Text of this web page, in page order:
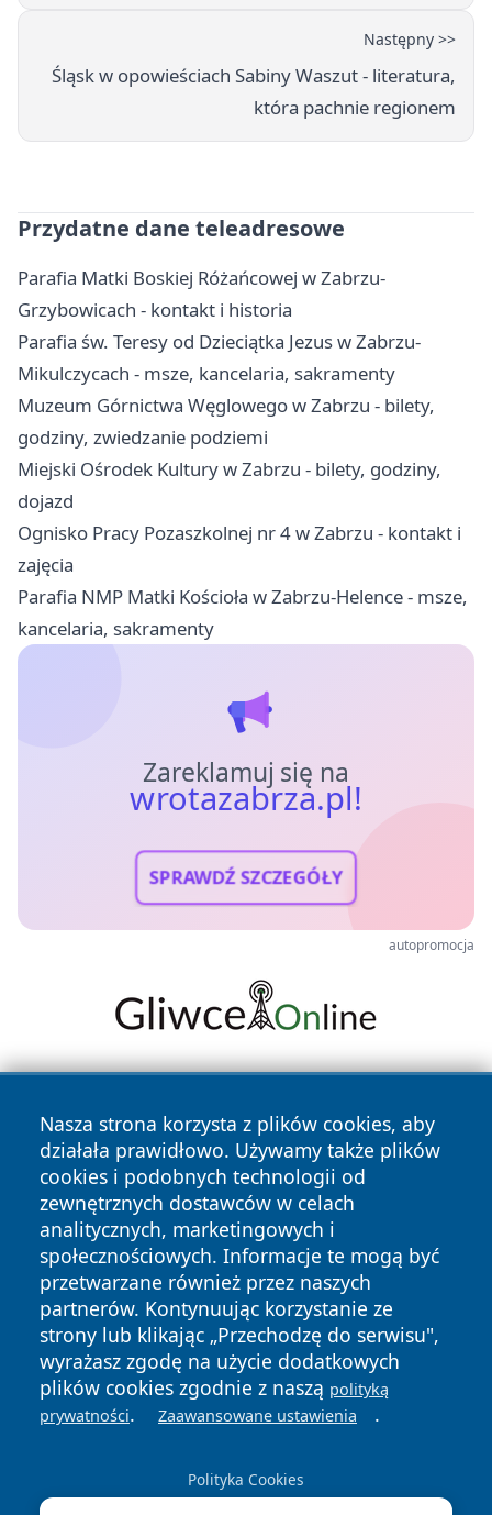
Następny >>
Śląsk w opowieściach Sabiny Waszut - literatura,
która pachnie regionem
Przydatne dane teleadresowe
Parafia Matki Boskiej Różańcowej w Zabrzu-
Grzybowicach - kontakt i historia
Parafia św. Teresy od Dzieciątka Jezus w Zabrzu-
Mikulczycach - msze, kancelaria, sakramenty
Muzeum Górnictwa Węglowego w Zabrzu - bilety,
godziny, zwiedzanie podziemi
Miejski Ośrodek Kultury w Zabrzu - bilety, godziny,
dojazd
Ognisko Pracy Pozaszkolnej nr 4 w Zabrzu - kontakt i
zajęcia
Parafia NMP Matki Kościoła w Zabrzu-Helence - msze,
kancelaria, sakramenty
Zareklamuj się na
wrotazabrza.pl!
SPRAWDŹ SZCZEGÓŁY
autopromocja
Nasza strona korzysta z plików cookies, aby
działała prawidłowo. Używamy także plików
cookies i podobnych technologii od
zewnętrznych dostawców w celach
analitycznych, marketingowych i
społecznościowych. Informacje te mogą być
przetwarzane również przez naszych
partnerów. Kontynuując korzystanie ze
strony lub klikając „Przechodzę do serwisu",
wyrażasz zgodę na użycie dodatkowych
plików cookies zgodnie z naszą polityką
prywatności. Zaawansowane ustawienia .
Polityka Cookies
Copyright © 2026 wrotazabrza.pl Wszystkie prawa
zastrzeżone.
News Autorzy
Polityka
Prywatności
Polityka
Cookies